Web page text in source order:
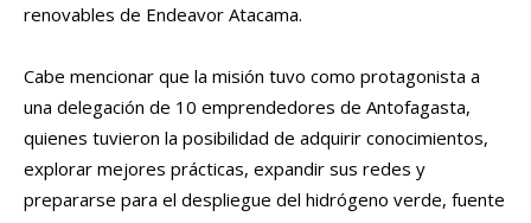
renovables de Endeavor Atacama.
Cabe mencionar que la misión tuvo como protagonista a
una delegación de 10 emprendedores de Antofagasta,
quienes tuvieron la posibilidad de adquirir conocimientos,
explorar mejores prácticas, expandir sus redes y
prepararse para el despliegue del hidrógeno verde, fuente